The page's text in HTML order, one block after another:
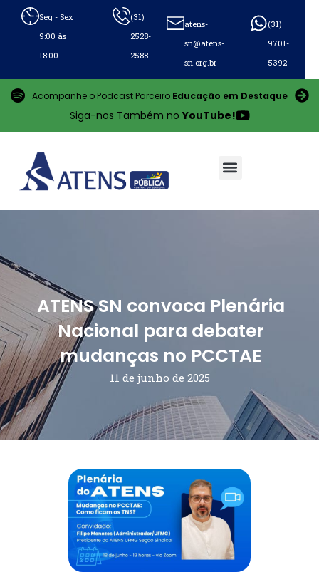
Seg - Sex
9:00 às
18:00
(31)
2528-
2588
atens-
sn@atens-
sn.org.br
(31)
9701-
5392
Acompanhe o Podcast Parceiro Educação em Destaque
Siga-nos Também noYouTube!
ATENS SN convoca Plenária
Nacional para debater
mudanças no PCCTAE
11 de junho de 2025